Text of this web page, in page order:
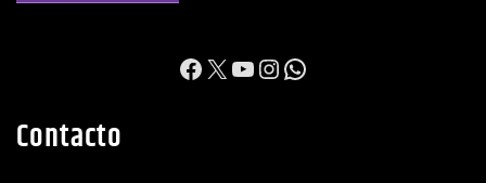
https://
X YouTube
Instagram
WhatsApp
Contacto